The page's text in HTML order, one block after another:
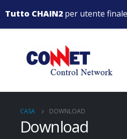
Tutto CHAIN2per utente
CASA DOWNLOAD
Download